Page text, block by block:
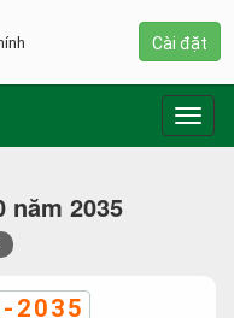
năm 2035
2035
Cài đặt